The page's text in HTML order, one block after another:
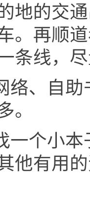
地的交
。再顺
条线，
络、自
。
一个小
他有用